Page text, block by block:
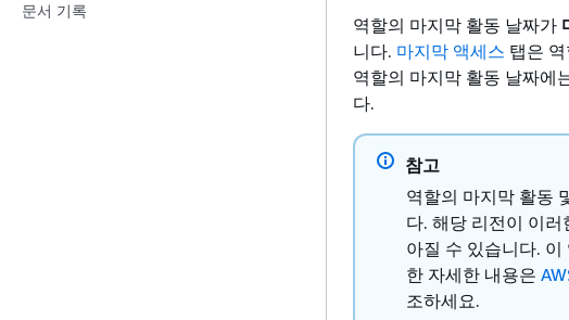
문서 기록
역할의 마지막 활동 날짜가
니다. 마지막 액세스 탭은
역할의 마지막 활동 날짜에
다.
참고
역할의 마지막 활동
다. 해당 리전이 이
아질 수 있습니다.
한 자세한 내용은
조하세요.